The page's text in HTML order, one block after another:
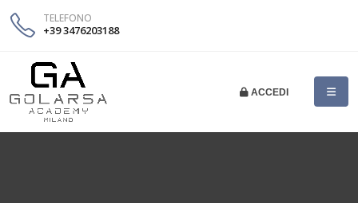
TELEFONO
+39 3476203188
ACCEDI